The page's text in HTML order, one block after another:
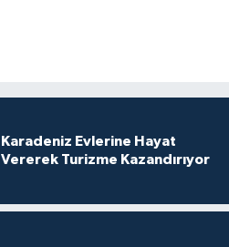
Karadeniz Evlerine Hayat
Vererek Turizme Kazandırıyor